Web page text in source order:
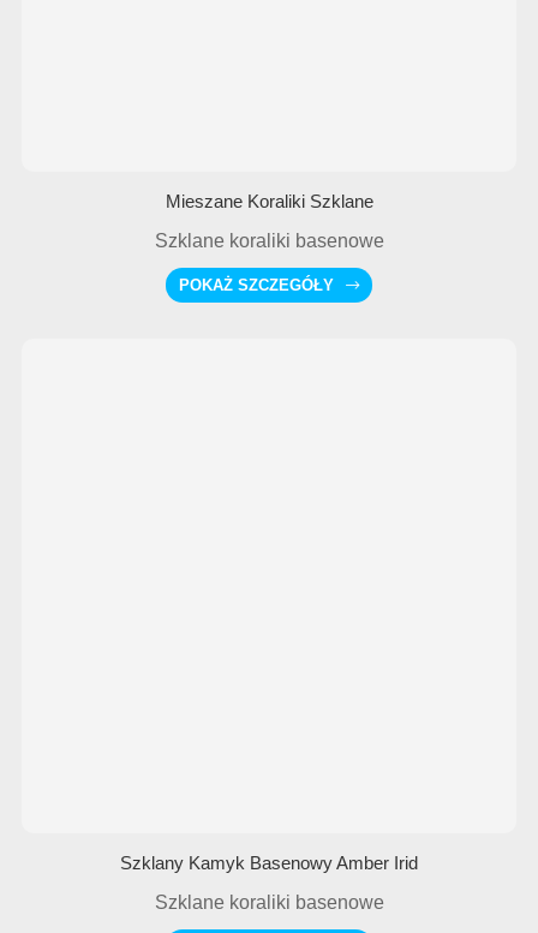
Mieszane Koraliki Szklane
Szklane koraliki basenowe
POKAŻ SZCZEGÓŁY
Szklany Kamyk Basenowy Amber Irid
Szklane koraliki basenowe